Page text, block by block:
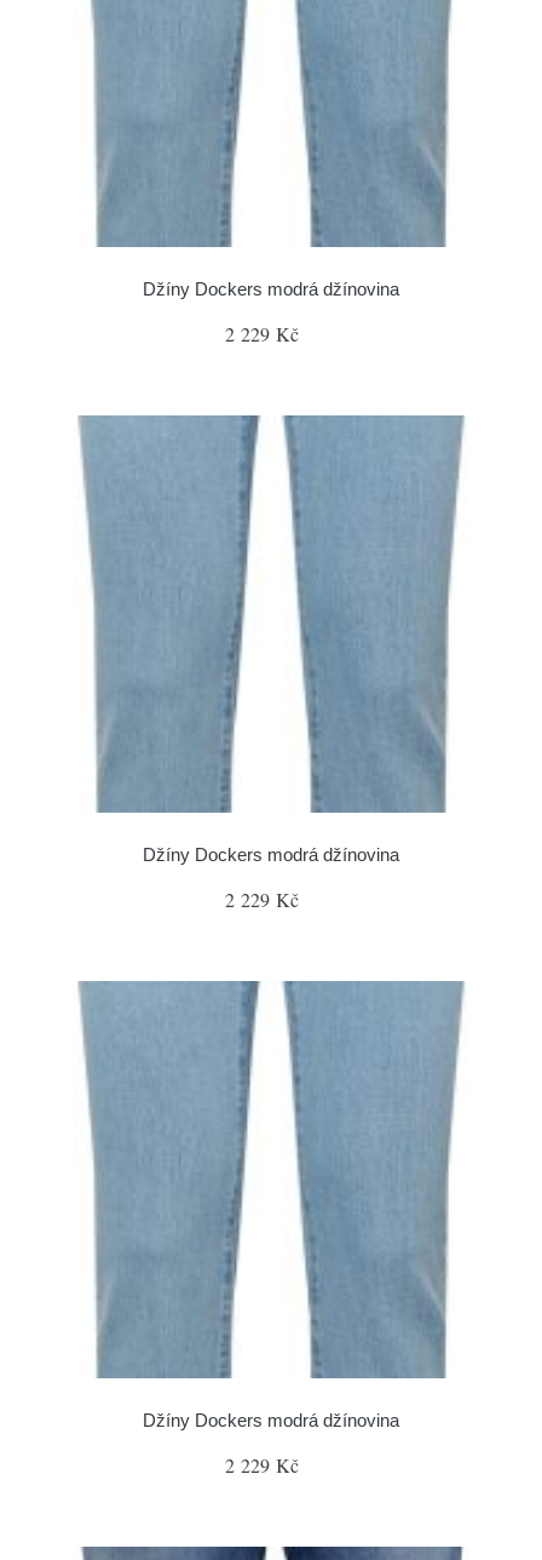
Džíny Dockers modrá džínovina
2 229 Kč
Džíny Dockers modrá džínovina
2 229 Kč
Džíny Dockers modrá džínovina
2 229 Kč